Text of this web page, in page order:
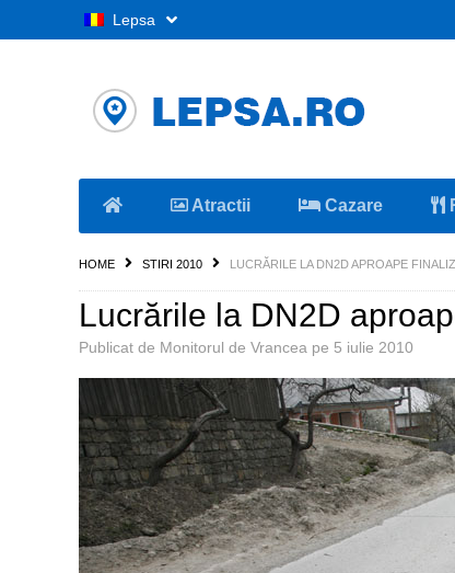
Lepsa
Atractii Cazare
HOME STIRI 2010 LUCRĂRILE LA DN2D APROAPE
Lucrările la DN2D
Publicat de Monitorul de Vrancea pe 5 iulie 2010